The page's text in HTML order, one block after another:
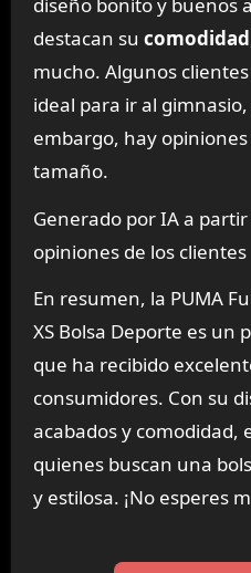
destacan su comodidad
mucho. Algunos
ideal para ir al
embargo, hay
tamaño.
Generado por IA a
opiniones de los clientes
En resumen, la PUMA
XS Bolsa Deporte es un
que ha recibido
consumidores. Con su
acabados y comodidad,
quienes buscan una
y estilosa. ¡No esperes